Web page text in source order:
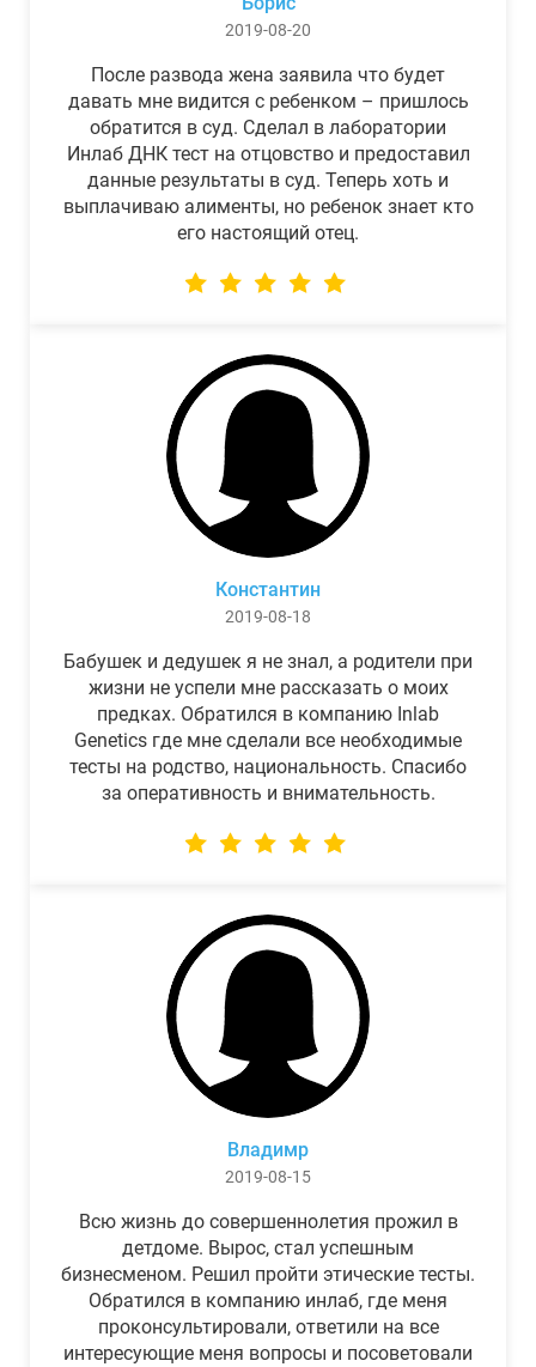
2019-08-20
После развода жена заявила что будет
давать мне видится с ребенком – пришлось
обратится в суд. Сделал в лаборатории
Инлаб ДНК тест на отцовство и предоставил
данные результаты в суд. Теперь хоть и
выплачиваю алименты, но ребенок знает кто
его настоящий отец.
Константин
2019-08-18
Бабушек и дедушек я не знал, а родители при
жизни не успели мне рассказать о моих
предках. Обратился в компанию Inlab
Genetics где мне сделали все необходимые
тесты на родство, национальность. Спасибо
за оперативность и внимательность.
Владимр
2019-08-15
Всю жизнь до совершеннолетия прожил в
детдоме. Вырос, стал успешным
бизнесменом. Решил пройти этические тесты.
Обратился в компанию инлаб, где меня
проконсультировали, ответили на все
интересующие меня вопросы и посоветовали